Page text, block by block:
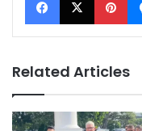
Related Articles